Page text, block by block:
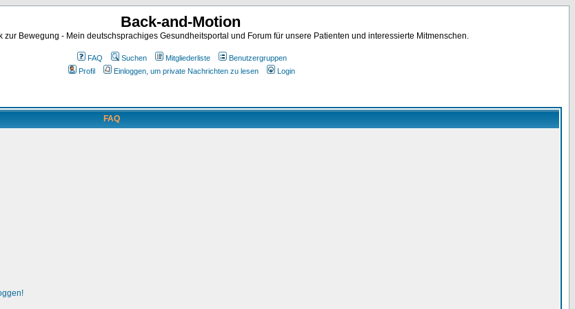
Back-and-Motion
zur Bewegung - Mein deutschsprachiges Gesundheitsportal und Forum für unsere Patienten und interessierte Mitmenschen.
FAQ Suchen Mitgliederliste
Benutzergruppen
Profil
Einloggen, um private Nachrichten zu lesen Login
FAQ